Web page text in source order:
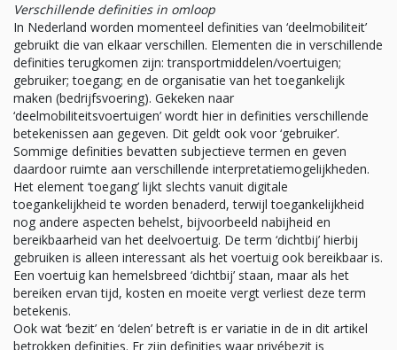
Verschillende definities in omloop
In Nederland worden momenteel definities van ‘deelmobiliteit’
gebruikt die van elkaar verschillen. Elementen die in verschillende
definities terugkomen zijn: transportmiddelen/voertuigen;
gebruiker; toegang; en de organisatie van het toegankelijk
maken (bedrijfsvoering). Gekeken naar
‘deelmobiliteitsvoertuigen’ wordt hier in definities verschillende
betekenissen aan gegeven. Dit geldt ook voor ‘gebruiker’.
Sommige definities bevatten subjectieve termen en geven
daardoor ruimte aan verschillende interpretatiemogelijkheden.
Het element ‘toegang’ lijkt slechts vanuit digitale
toegankelijkheid te worden benaderd, terwijl toegankelijkheid
nog andere aspecten behelst, bijvoorbeeld nabijheid en
bereikbaarheid van het deelvoertuig. De term ‘dichtbij’ hierbij
gebruiken is alleen interessant als het voertuig ook bereikbaar is.
Een voertuig kan hemelsbreed ‘dichtbij’ staan, maar als het
bereiken ervan tijd, kosten en moeite vergt verliest deze term
betekenis.
Ook wat ‘bezit’ en ‘delen’ betreft is er variatie in de in dit artikel
betrokken definities. Er zijn definities waar privébezit is